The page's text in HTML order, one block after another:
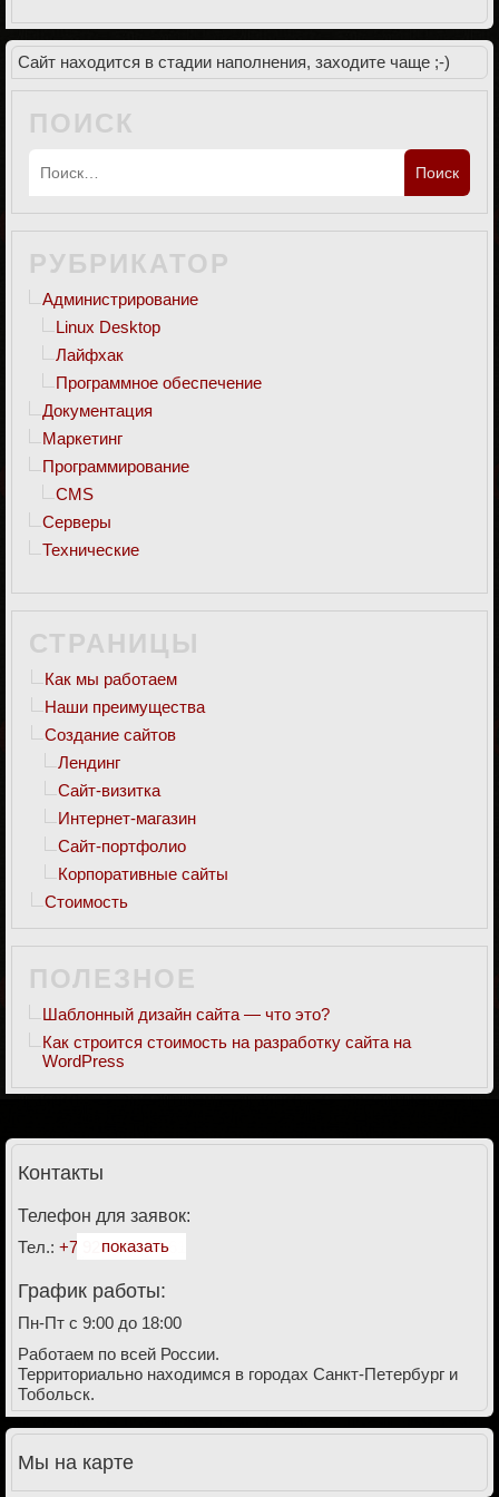
Сайт находится в стадии наполнения, заходите чаще ;-)
ПОИСК
РУБРИКАТОР
Администрирование
Linux Desktop
Лайфхак
Программное обеспечение
Документация
Маркетинг
Программирование
CMS
Серверы
Технические
СТРАНИЦЫ
Как мы работаем
Наши преимущества
Создание сайтов
Лендинг
Сайт-визитка
Интернет-магазин
Сайт-портфолио
Корпоративные сайты
Стоимость
ПОЛЕЗНОЕ
Шаблонный дизайн сайта — что это?
Как строится стоимость на разработку сайта на
WordPress
Контакты
Телефон для заявок:
Тел.: +7 928 911-27-61
показать
График работы:
Пн-Пт с 9:00 до 18:00
Работаем по всей России.
Территориально находимся в городах Санкт-Петербург и
Тобольск.
Мы на карте